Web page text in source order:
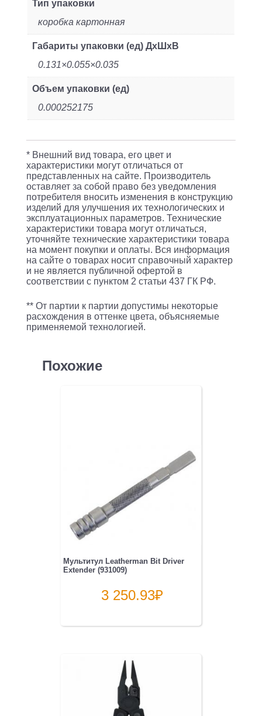
Тип упаковки
коробка картонная
Габариты упаковки (ед) ДхШхВ
0.131×0.055×0.035
Объем упаковки (ед)
0.000252175
* Внешний вид товара, его цвет и
характеристики могут отличаться от
представленных на сайте. Производитель
оставляет за собой право без уведомления
потребителя вносить изменения в конструкцию
изделий для улучшения их технологических и
эксплуатационных параметров. Технические
характеристики товара могут отличаться,
уточняйте технические характеристики товара
на момент покупки и оплаты. Вся информация
на сайте о товарах носит справочный характер
и не является публичной офертой в
соответствии с пунктом 2 статьи 437 ГК РФ.
** От партии к партии допустимы некоторые
расхождения в оттенке цвета, объясняемые
применяемой технологией.
Похожие
Мультитул Leatherman Bit Driver
Extender (931009)
3 250.93₽